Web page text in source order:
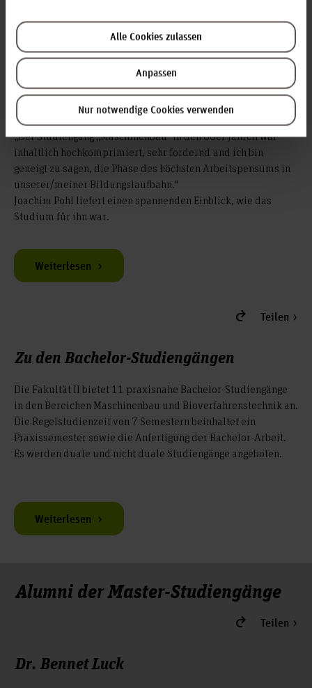
Alle Cookies zulassen
Anpassen
Nur notwendige Cookies verwenden
Joachim Pohl
„Der Studiengang „Maschinenbau“ in den 60er Jahren war
inhaltlich hochkomprimiert, sehr fordernd und ich bin
geneigt zu sagen, die Phase des höchsten Arbeitspensums in
unserer/meiner Bildungslaufbahn."
Joachim Pohl liefert einen spannenden Einblick, wie das
Studium für ihn war.
Weiterlesen
Teilen
Zu den Bachelor-Studiengängen
Die Fakultät II bietet 11 praxisnahe Bachelor-Studiengänge
in den Bereichen Maschinenbau und Bioverfahrenstechnik an.
Die Regelstudienzeit von 7 Semestern beinhaltet ein
Praxissemester sowie die Anfertigung der Bachelor-Arbeit.
Es werden duale und nicht duale Studiengänge angeboten.
Weiterlesen
Alumni der Master-Studiengänge
Teilen
Dr. Bennet Luck